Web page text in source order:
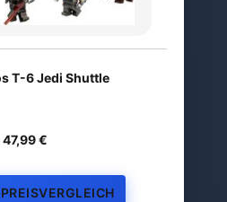
T-6 Jedi Shuttle
47,99 €